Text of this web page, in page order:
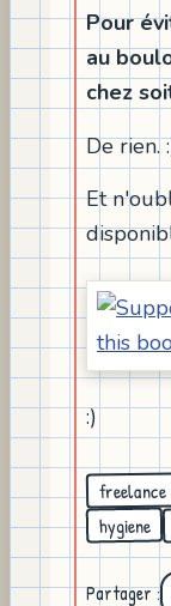
Pour
au
chez
De rien.
Et
:)
freelance
hygiene
Partager :